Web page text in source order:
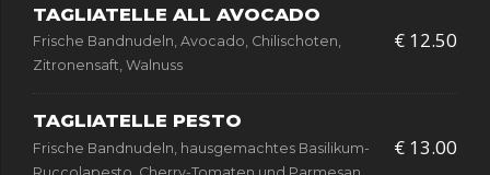
TAGLIATELLE ALL AVOCADO
Frische Bandnudeln, Avocado, Chilischoten,
Zitronensaft, Walnuss
€ 12.50
TAGLIATELLE PESTO
Frische Bandnudeln, hausgemachtes Basilikum-
€ 13.00